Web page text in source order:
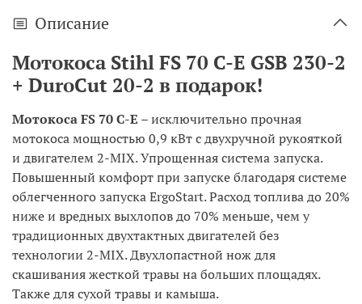
Описание
Мотокоса Stihl FS 70 C-E GSB 230-2
+ DuroCut 20-2 в подарок!
Мотокоса FS 70 C-E – исключительно прочная
мотокоса мощностью 0,9 кВт с двухручной рукояткой
и двигателем 2-MIX. Упрощенная система запуска.
Повышенный комфорт при запуске благодаря системе
облегченного запуска ErgoStart. Расход топлива до 20%
ниже и вредных выхлопов до 70% меньше, чем у
традиционных двухтактных двигателей без
технологии 2-MIX. Двухлопастной нож для
скашивания жесткой травы на больших площадях.
Также для сухой травы и камыша.